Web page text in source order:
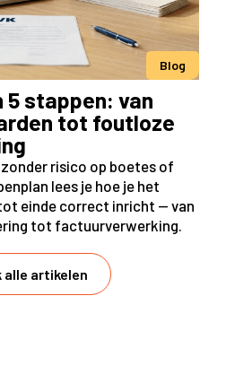
Blog
5 stappen: van
tot foutloze
zonder risico op boetes of
lees je hoe je het
einde correct inricht — van
tot factuurverwerking.
alle artikelen